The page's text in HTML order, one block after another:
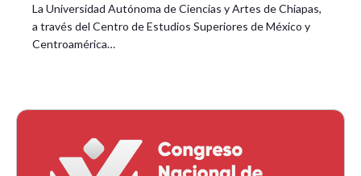
La Universidad Autónoma de Ciencias y Artes de Chiapas,
a través del Centro de Estudios Superiores de México y
Centroamérica…